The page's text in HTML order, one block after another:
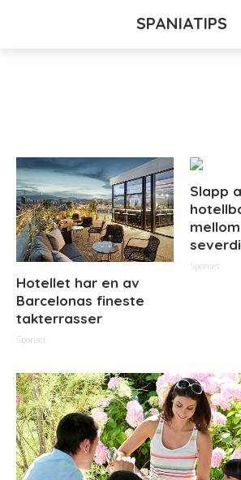
SPANIATIPS
Hotellet har en av
Barcelonas fineste
takterrasser
Sponset
Slapp
mellom
Sponset